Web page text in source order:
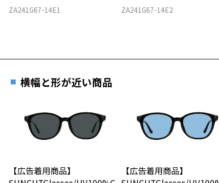
※柄や色味の出方に個体差があり、画像と異なる場合がございます。
レンズは｢透明レンズ｣がおすすめです。
※フロントアタッチメントのレンズを交換することはできません。
＜使用上の注意事項＞
※自動車のフロントガラス等、 熱強化したガラスを通して使用すると
ガラスのひずみの干渉色が見えることがあります。
が暗く見えたり、レンズの干渉色が見えることがあります。
※メガネ：デモレンズを外した重さ
※着脱式サングラス：デモレンズ、アタッチメント込みの重さ
ウエリントン
フロント素材：プラスチック（塗装）
もっと見る
詳しくはこちら
ダウンロード
ZA241G67-14E1 ZA241G67-14E2
横幅と形が近い商品
【広告着用商品】
【広告着用商品】